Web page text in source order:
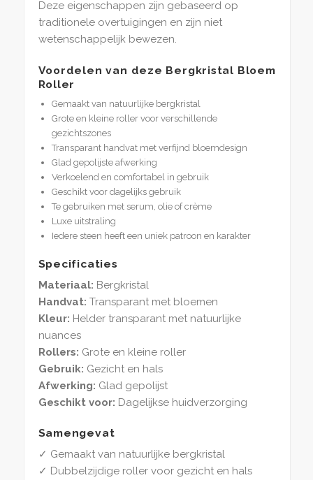
Deze eigenschappen zijn gebaseerd op
traditionele overtuigingen en zijn niet
wetenschappelijk bewezen.
Voordelen van deze Bergkristal Bloem
Roller
Gemaakt van natuurlijke bergkristal
Grote en kleine roller voor verschillende
gezichtszones
Transparant handvat met verfijnd bloemdesign
Glad gepolijste afwerking
Verkoelend en comfortabel in gebruik
Geschikt voor dagelijks gebruik
Te gebruiken met serum, olie of crème
Luxe uitstraling
Iedere steen heeft een uniek patroon en karakter
Specificaties
Materiaal: Bergkristal
Handvat: Transparant met bloemen
Kleur: Helder transparant met natuurlijke
nuances
Rollers: Grote en kleine roller
Gebruik: Gezicht en hals
Afwerking: Glad gepolijst
Geschikt voor: Dagelijkse huidverzorging
Samengevat
✓ Gemaakt van natuurlijke bergkristal
✓ Dubbelzijdige roller voor gezicht en hals